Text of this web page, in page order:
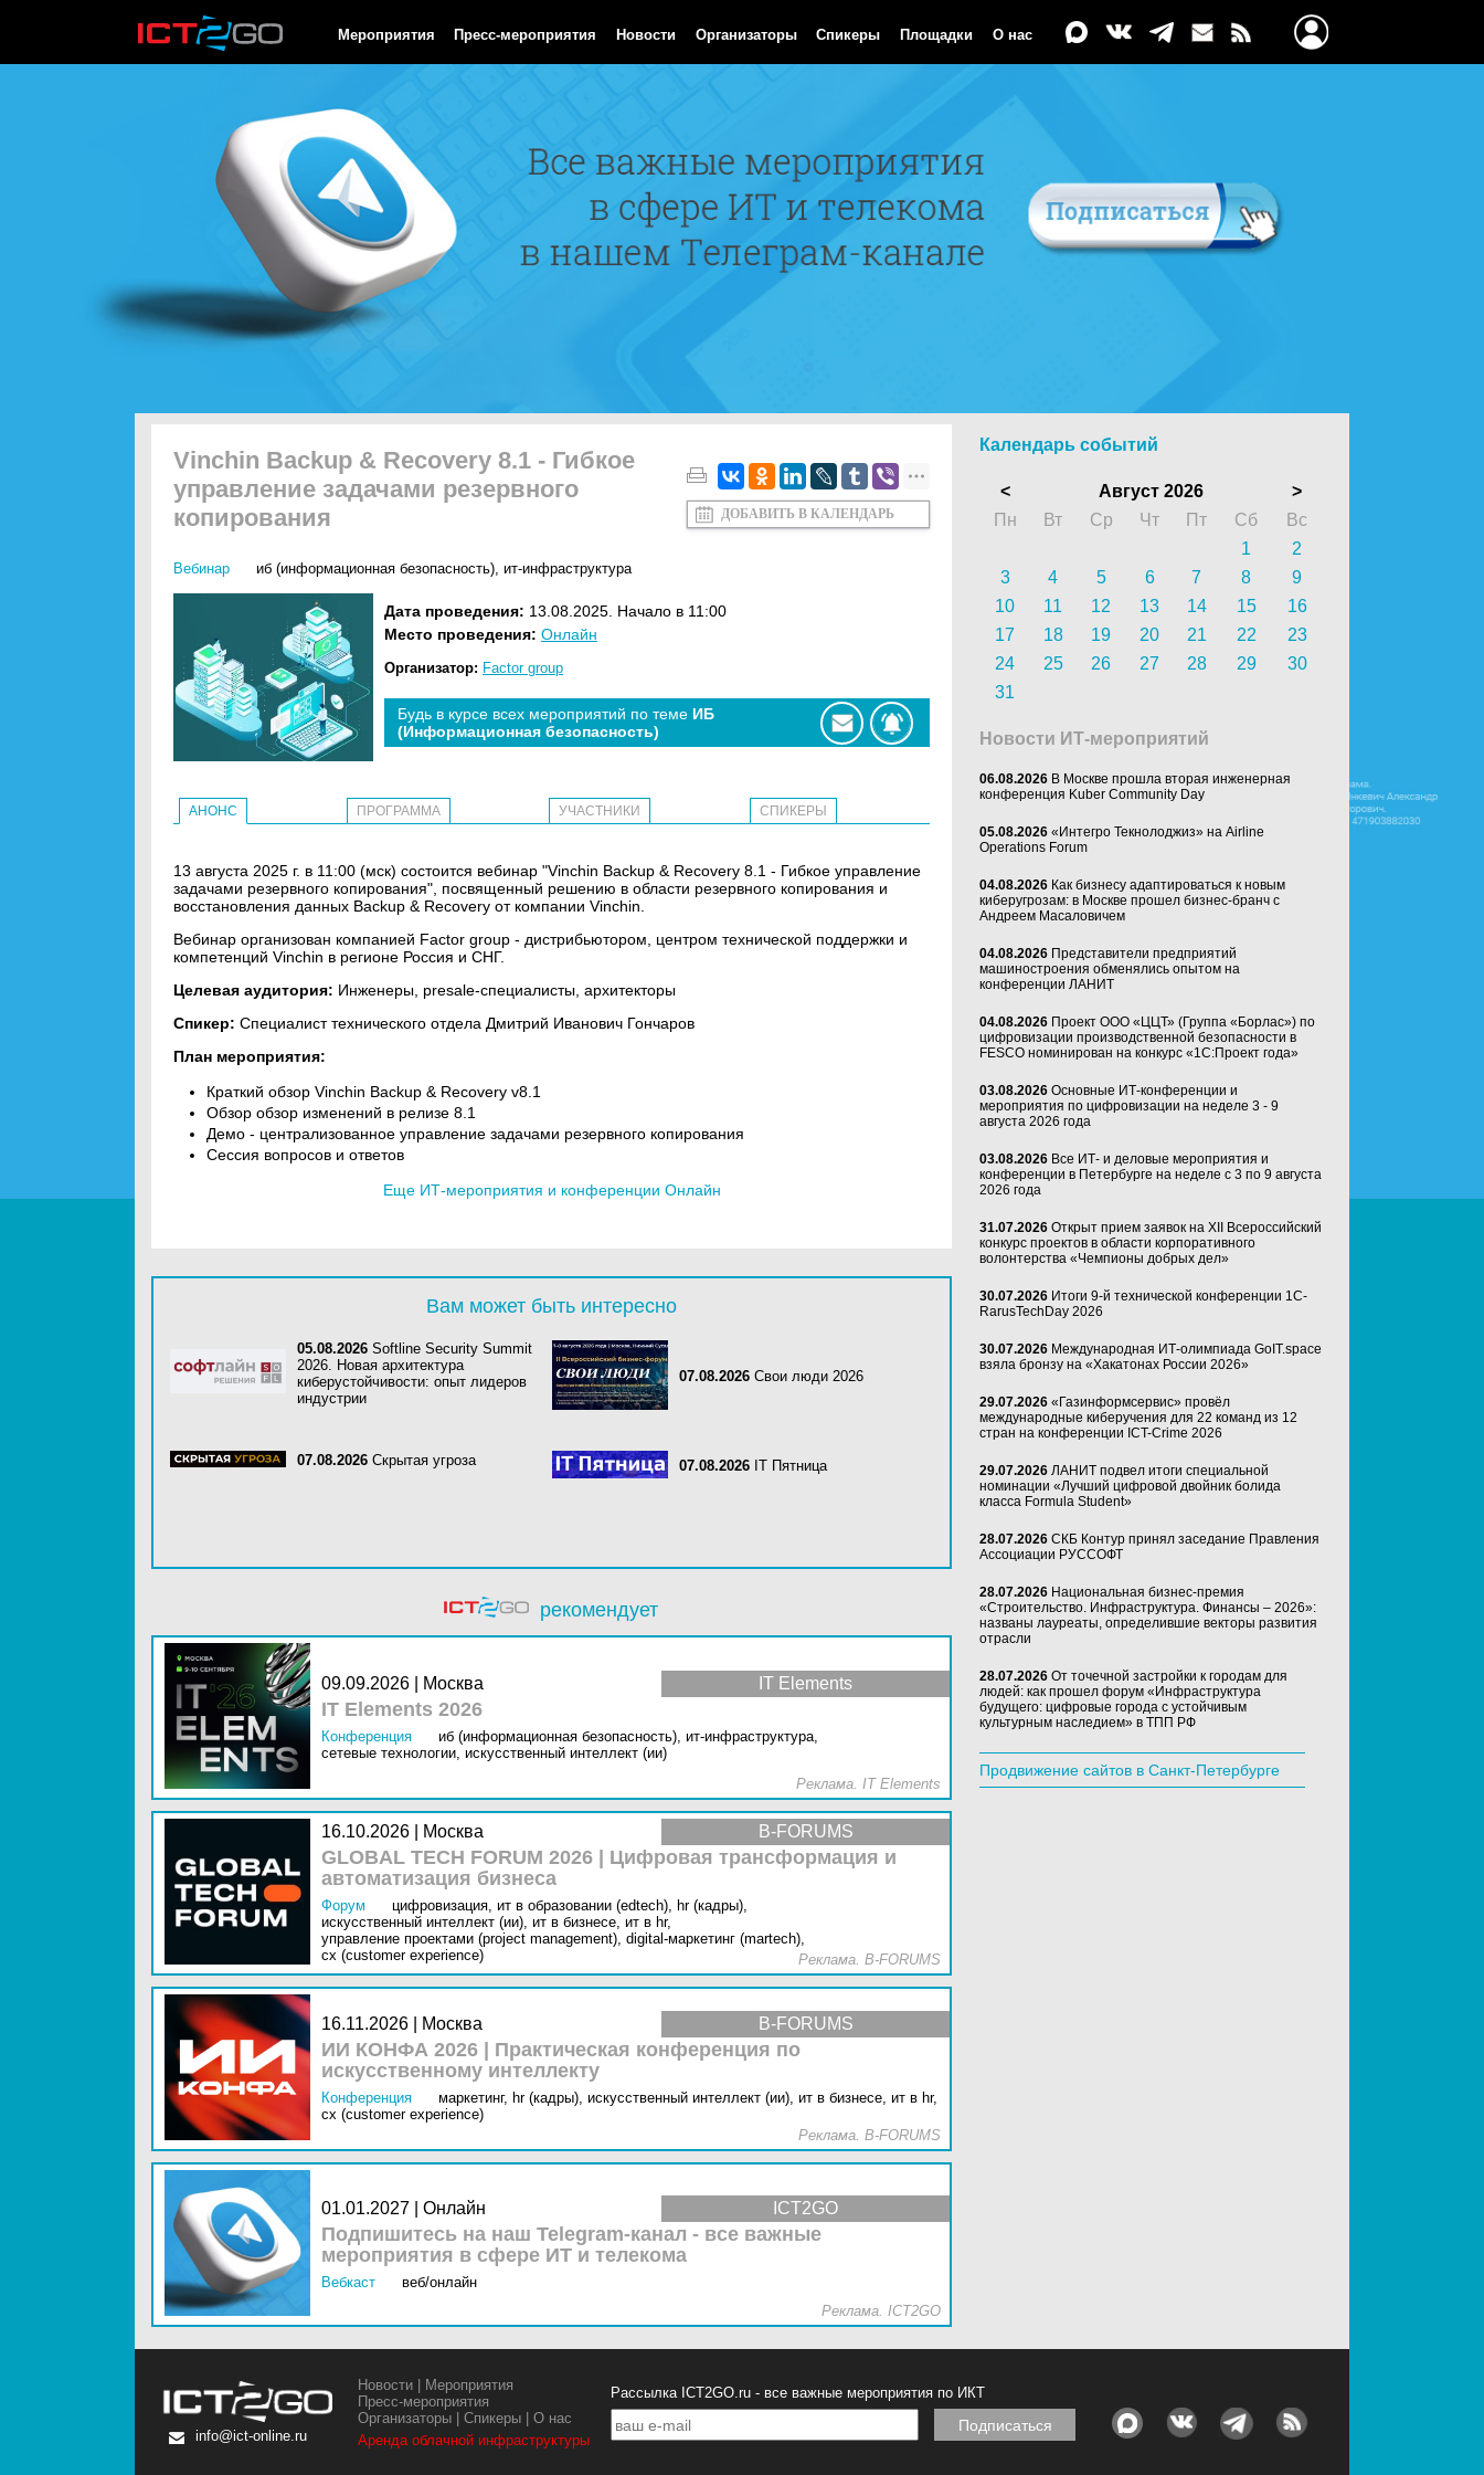
Мероприятия Пресс-мероприятия Новости Организаторы Спикеры Площадки О нас
Vinchin Backup & Recovery 8.1 - Гибкое
управление задачами резервного
копирования
ДОБАВИТЬ В КАЛЕНДАРЬ
Вебинар иб (информационная безопасность), ит-инфраструктура
Дата проведения: 13.08.2025. Начало в 11:00
Место проведения: Онлайн
Организатор: Factor group
Будь в курсе всех мероприятий по теме ИБ
(Информационная безопасность)
АНОНС ПРОГРАММА УЧАСТНИКИ СПИКЕРЫ
13 августа 2025 г. в 11:00 (мск) состоится вебинар "Vinchin Backup & Recovery 8.1 - Гибкое управление
задачами резервного копирования", посвященный решению в области резервного копирования и
восстановления данных Backup & Recovery от компании Vinchin.
Вебинар организован компанией Factor group - дистрибьютором, центром технической поддержки и
компетенций Vinchin в регионе Россия и СНГ.
Целевая аудитория: Инженеры, presale-специалисты, архитекторы
Спикер: Специалист технического отдела Дмитрий Иванович Гончаров
План мероприятия:
Краткий обзор Vinchin Backup & Recovery v8.1
Обзор обзор изменений в релизе 8.1
Демо - централизованное управление задачами резервного копирования
Сессия вопросов и ответов
Еще ИТ-мероприятия и конференции Онлайн
Вам может быть интересно
05.08.2026 Softline Security Summit
2026. Новая архитектура
киберустойчивости: опыт лидеров
индустрии
07.08.2026 Свои люди 2026
07.08.2026 Скрытая угроза 07.08.2026 IT Пятница
рекомендует
IT Elements
09.09.2026 | Москва
IT Elements 2026
Конференция иб (информационная безопасность), ит-инфраструктура,
сетевые технологии, искусственный интеллект (ии)
Реклама. IT Elements
B-FORUMS
16.10.2026 | Москва
GLOBAL TECH FORUM 2026 | Цифровая трансформация и
автоматизация бизнеса
Форум цифровизация, ит в образовании (edtech), hr (кадры),
искусственный интеллект (ии), ит в бизнесе, ит в hr,
управление проектами (project management), digital-маркетинг (martech),
cx (customer experience)
Реклама. B-FORUMS
B-FORUMS
16.11.2026 | Москва
ИИ КОНФА 2026 | Практическая конференция по
искусственному интеллекту
Конференция маркетинг, hr (кадры), искусственный интеллект (ии), ит в бизнесе, ит в hr,
cx (customer experience)
Реклама. B-FORUMS
ICT2GO
01.01.2027 | Онлайн
Подпишитесь на наш Telegram-канал - все важные
мероприятия в сфере ИТ и телекома
Вебкаст
веб/онлайн
Реклама. ICT2GO
Календарь событий
< Август 2026
>
Пн
Вт Ср Чт Пт Сб
Вс
1
2
3
4 5 6 7 8
9
10
11 12 13 14 15
16
17
18 19 20 21 22
23
24
25 26 27 28 29
30
31
Новости ИТ-мероприятий
06.08.2026 В Москве прошла вторая инженерная
конференция Kuber Community Day
05.08.2026 «Интегро Текнолоджиз» на Airline
Operations Forum
04.08.2026 Как бизнесу адаптироваться к новым
киберугрозам: в Москве прошел бизнес-бранч с
Андреем Масаловичем
04.08.2026 Представители предприятий
машиностроения обменялись опытом на
конференции ЛАНИТ
04.08.2026 Проект ООО «ЦЦТ» (Группа «Борлас») по
цифровизации производственной безопасности в
FESCO номинирован на конкурс «1С:Проект года»
03.08.2026 Основные ИТ-конференции и
мероприятия по цифровизации на неделе 3 - 9
августа 2026 года
03.08.2026 Все ИТ- и деловые мероприятия и
конференции в Петербурге на неделе с 3 по 9 августа
2026 года
31.07.2026 Открыт прием заявок на XII Всероссийский
конкурс проектов в области корпоративного
волонтерства «Чемпионы добрых дел»
30.07.2026 Итоги 9-й технической конференции 1C-
RarusTechDay 2026
30.07.2026 Международная ИТ-олимпиада GoIT.space
взяла бронзу на «Хакатонах России 2026»
29.07.2026 «Газинформсервис» провёл
международные киберучения для 22 команд из 12
стран на конференции ICT-Crime 2026
29.07.2026 ЛАНИТ подвел итоги специальной
номинации «Лучший цифровой двойник болида
класса Formula Student»
28.07.2026 СКБ Контур принял заседание Правления
Ассоциации РУССОФТ
28.07.2026 Национальная бизнес-премия
«Строительство. Инфраструктура. Финансы – 2026»:
названы лауреаты, определившие векторы развития
отрасли
28.07.2026 От точечной застройки к городам для
людей: как прошел форум «Инфраструктура
будущего: цифровые города с устойчивым
культурным наследием» в ТПП РФ
Продвижение сайтов в Санкт-Петербурге
info@ict-online.ru
Новости
Мероприятия
Пресс-мероприятия
Организаторы |Спикеры |О нас
Аренда облачной инфраструктуры
Рассылка ICT2GO.ru - все важные мероприятия по ИКТ